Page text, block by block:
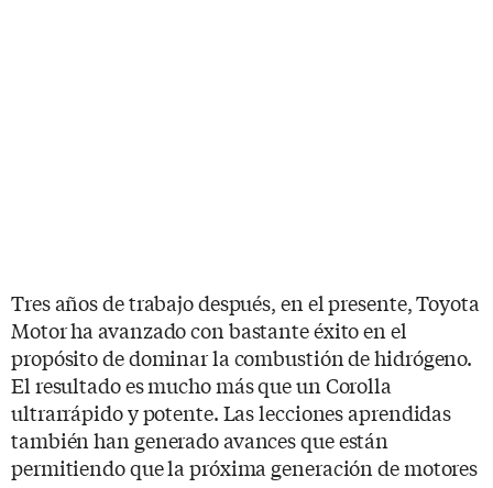
Tres años de trabajo después, en el presente, Toyota
Motor ha avanzado con bastante éxito en el
propósito de dominar la combustión de hidrógeno.
El resultado es mucho más que un Corolla
ultrarrápido y potente. Las lecciones aprendidas
también han generado avances que están
permitiendo que la próxima generación de motores